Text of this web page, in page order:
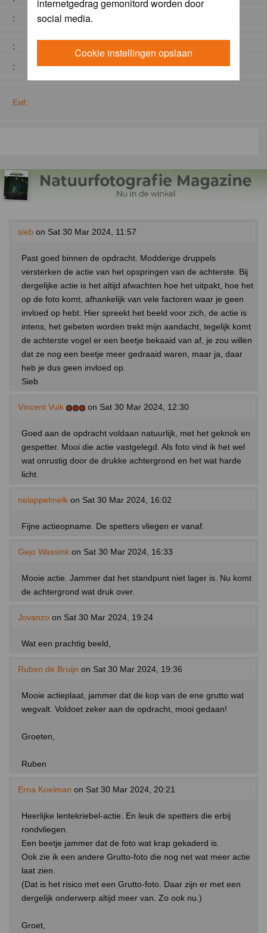
internetgedrag gemonitord worden door
social media.
Cookie instellingen opslaan
:
:
:
Exif:
sieb on Sat 30 Mar 2024, 11:57
Past goed binnen de opdracht. Modderige druppels
versterken de actie van het opspringen van de achterste. Bij
dergelijke actie is het altijd afwachten hoe het uitpakt, hoe het
op de foto komt, afhankelijk van vele factoren waar je geen
invloed op hebt. Hier spreekt het beeld voor zich, de actie is
intens, het gebeten worden trekt mijn aandacht, tegelijk komt
de achterste vogel er een beetje bekaaid van af, je zou willen
dat ze nog een beetje meer gedraaid waren, maar ja, daar
heb je dus geen invloed op.
Sieb
Vincent Vuik on Sat 30 Mar 2024, 12:30
Goed aan de opdracht voldaan natuurlijk, met het geknok en
gespetter. Mooi die actie vastgelegd. Als foto vind ik het wel
wat onrustig door de drukke achtergrond en het wat harde
licht.
nelappelmelk on Sat 30 Mar 2024, 16:02
Fijne actieopname. De spetters vliegen er vanaf.
Gejo Wassink on Sat 30 Mar 2024, 16:33
Mooie actie. Jammer dat het standpunt niet lager is. Nu komt
de achtergrond wat druk over.
Jovanzo on Sat 30 Mar 2024, 19:24
Wat een prachtig beeld,
Ruben de Bruijn on Sat 30 Mar 2024, 19:36
Mooie actieplaat, jammer dat de kop van de ene grutto wat
wegvalt. Voldoet zeker aan de opdracht, mooi gedaan!
Groeten,
Ruben
Erna Koelman on Sat 30 Mar 2024, 20:21
Heerlijke lentekriebel-actie. En leuk de spetters die erbij
rondvliegen.
Een beetje jammer dat de foto wat krap gekaderd is.
Ook zie ik een andere Grutto-foto die nog net wat meer actie
laat zien.
(Dat is het risico met een Grutto-foto. Daar zijn er met een
dergelijk onderwerp altijd meer van. Zo ook nu.)
Groet,